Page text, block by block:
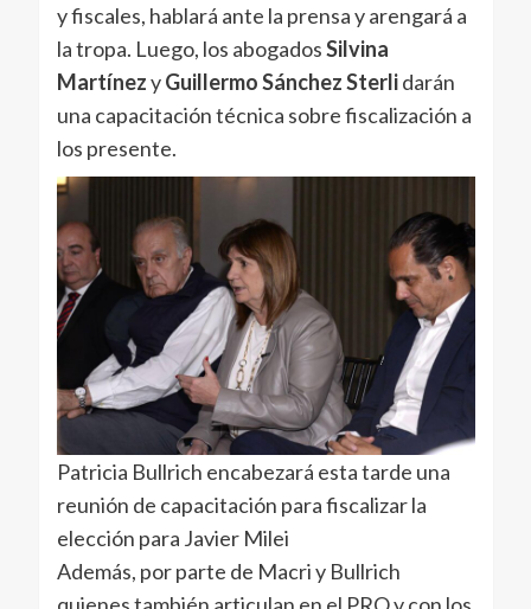
y fiscales, hablará ante la prensa y arengará a
la tropa. Luego, los abogadosSilvina
MartínezyGuillermo Sánchez Sterlidarán
una capacitación técnica sobre fiscalización a
los presente.
Patricia Bullrich encabezará esta tarde una
reunión de capacitación para fiscalizar la
elección para Javier Milei
Además, por parte de Macri y Bullrich